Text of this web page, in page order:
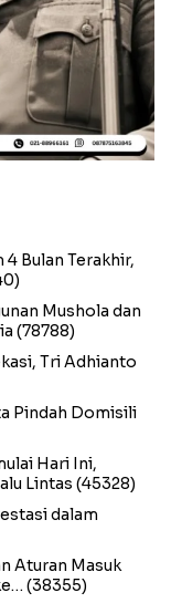
Bulan Terakhir,
Mushola dan
(78788)
Tri Adhianto
Pindah Domisili
Hari Ini,
Lintas (45328)
dalam
Aturan Masuk
(38355)